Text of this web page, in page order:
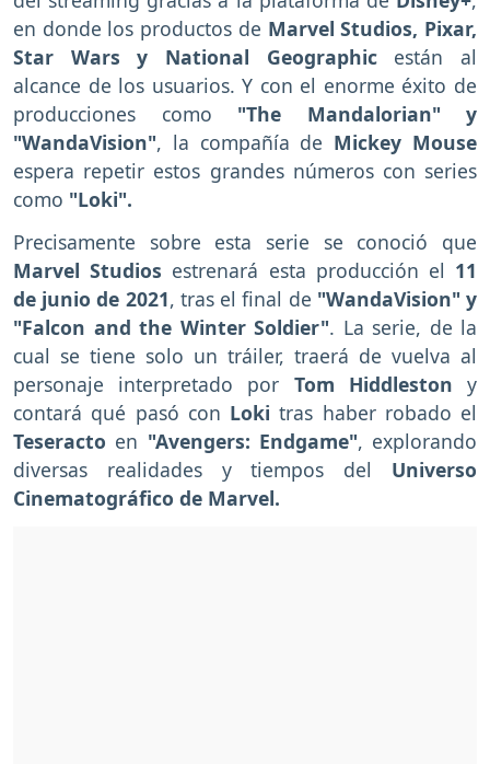
en donde los productos de Marvel Studios, Pixar,
Star Wars y National Geographic están al
alcance de los usuarios. Y con el enorme éxito de
producciones como "The Mandalorian" y
"WandaVision", la compañía de Mickey Mouse
espera repetir estos grandes números con series
como "Loki".
Precisamente sobre esta serie se conoció que
Marvel Studios estrenará esta producción el 11
de junio de 2021, tras el final de "WandaVision" y
"Falcon and the Winter Soldier". La serie, de la
cual se tiene solo un tráiler, traerá de vuelva al
personaje interpretado por Tom Hiddleston y
contará qué pasó con Loki tras haber robado el
Teseracto en "Avengers: Endgame", explorando
diversas realidades y tiempos del Universo
Cinematográfico de Marvel.